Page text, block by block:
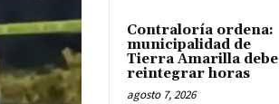
Contraloría ordena:
municipalidad de
Tierra Amarilla debe
reintegrar horas
agosto 7, 2026